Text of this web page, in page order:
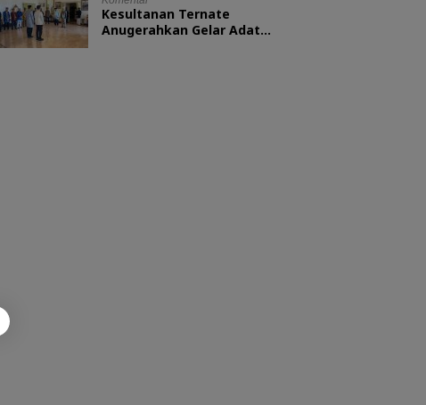
Kesultanan Ternate
Anugerahkan Gelar Adat